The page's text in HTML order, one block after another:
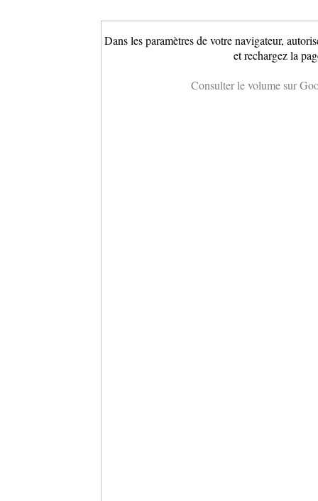
Dans les paramètres de votre navigateur,
et rechargez la
Consulter le volume sur